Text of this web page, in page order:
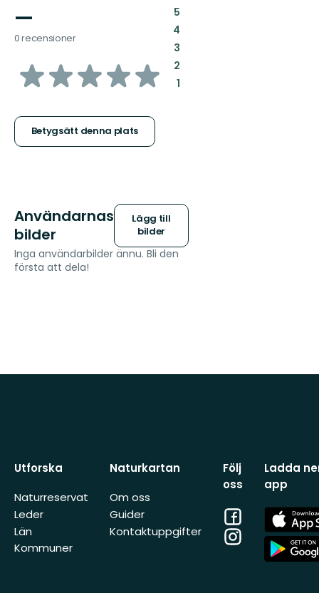
—
0 recensioner
av
stjärnor
Betygsätt denna plats
5:
4:
3:
2:
1:
Användarnas
bilder
Lägg till
bilder
Inga användarbilder ännu. Bli den
första att dela!
Utforska
Naturreservat
Leder
Län
Kommuner
Naturkartan
Om oss
Guider
Kontaktuppgifter
Följ
oss
Facebook
Instagram
Ladda
app
App
Store
App
Store